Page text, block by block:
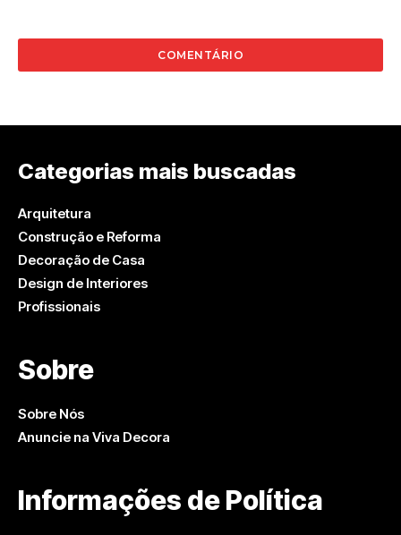
Categorias mais buscadas
Arquitetura
Construção e Reforma
Decoração de Casa
Design de Interiores
Profissionais
Sobre
Sobre Nós
Anuncie na Viva Decora
Informações de Política